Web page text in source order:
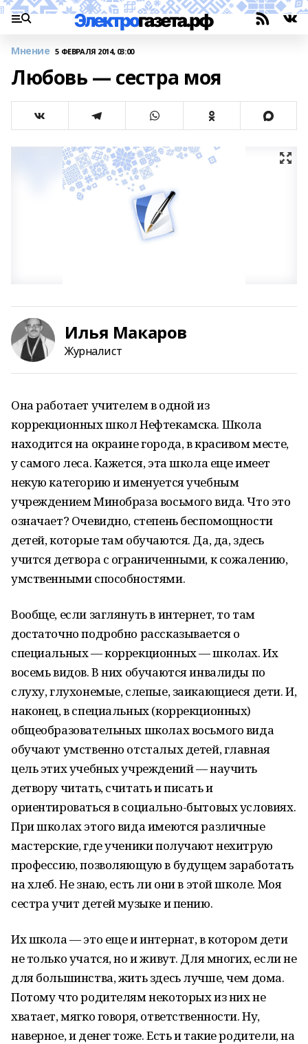
Мнение 5 ФЕВРАЛЯ 2014, 03:00
Любовь — сестра моя
Илья Макаров
Журналист
Она работает учителем в одной из
коррекционных школ Нефтекамска. Школа
находится на окраине города, в красивом месте,
у самого леса. Кажется, эта школа еще имеет
некую категорию и именуется учебным
учреждением Минобраза восьмого вида. Что это
означает? Очевидно, степень беспомощности
детей, которые там обучаются. Да, да, здесь
учится детвора с ограниченными, к сожалению,
умственными способностями.
Вообще, если заглянуть в интернет, то там
достаточно подробно рассказывается о
специальных — коррекционных — школах. Их
восемь видов. В них обучаются инвалиды по
слуху, глухонемые, слепые, заикающиеся дети. И,
наконец, в специальных (коррекционных)
общеобразовательных школах восьмого вида
обучают умственно отсталых детей, главная
цель этих учебных учреждений — научить
детвору читать, считать и писать и
ориентироваться в социально-бытовых условиях.
При школах этого вида имеются различные
мастерские, где ученики получают нехитрую
профессию, позволяющую в будущем заработать
на хлеб. Не знаю, есть ли они в этой школе. Моя
сестра учит детей музыке и пению.
Их школа — это еще и интернат, в котором дети
не только учатся, но и живут. Для многих, если не
для большинства, жить здесь лучше, чем дома.
Потому что родителям некоторых из них не
хватает, мягко говоря, ответственности. Ну,
наверное, и денег тоже. Есть и такие родители, на